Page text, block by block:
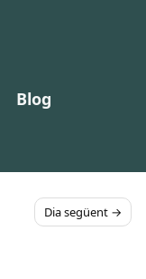
Blog
Dia següent →